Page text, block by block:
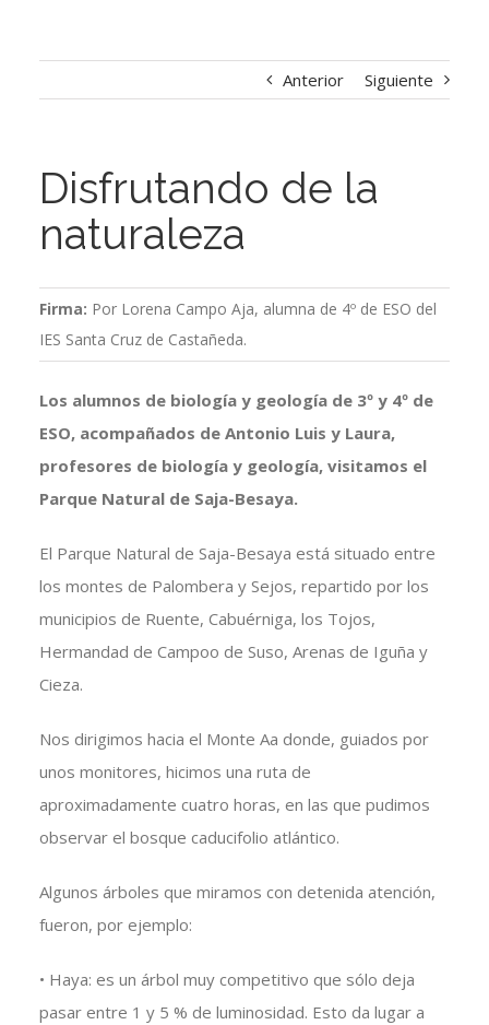
Anterior Siguiente
Disfrutando de la
naturaleza
Firma: Por Lorena Campo Aja, alumna de 4º de ESO del
IES Santa Cruz de Castañeda.
Los alumnos de biología y geología de 3º y 4º de
ESO, acompañados de Antonio Luis y Laura,
profesores de biología y geología, visitamos el
Parque Natural de Saja-Besaya.
El Parque Natural de Saja-Besaya está situado entre
los montes de Palombera y Sejos, repartido por los
municipios de Ruente, Cabuérniga, los Tojos,
Hermandad de Campoo de Suso, Arenas de Iguña y
Cieza.
Nos dirigimos hacia el Monte Aa donde, guiados por
unos monitores, hicimos una ruta de
aproximadamente cuatro horas, en las que pudimos
observar el bosque caducifolio atlántico.
Algunos árboles que miramos con detenida atención,
fueron, por ejemplo:
• Haya: es un árbol muy competitivo que sólo deja
pasar entre 1 y 5 % de luminosidad. Esto da lugar a